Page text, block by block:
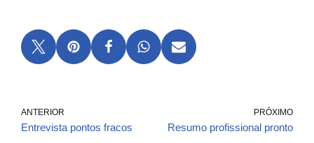
ANTERIOR
Entrevista pontos fracos
PRÓXIMO
Resumo profissional pronto